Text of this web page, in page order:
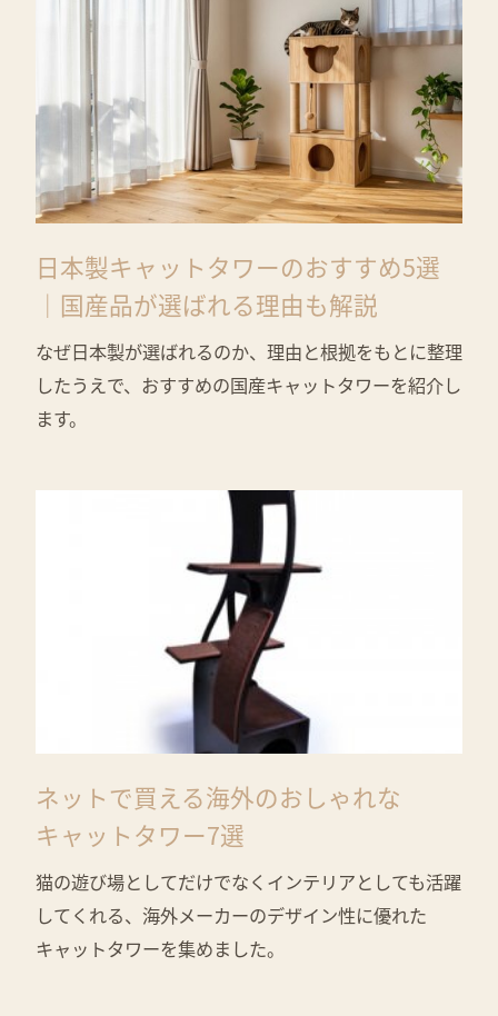
日本製キャットタワーのおすすめ5選
｜国産品が選ばれる理由も解説
なぜ日本製が選ばれるのか、理由と根拠をもとに整理
したうえで、おすすめの国産キャットタワーを紹介し
ます。
ネットで買える海外のおしゃれな
キャットタワー7選
猫の遊び場としてだけでなくインテリアとしても活躍
してくれる、海外メーカーのデザイン性に優れた
キャットタワーを集めました。